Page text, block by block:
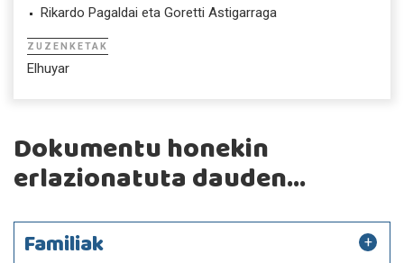
Rikardo Pagaldai eta Goretti Astigarraga
ZUZENKETAK
Elhuyar
Dokumentu honekin
erlazionatuta dauden...
Familiak